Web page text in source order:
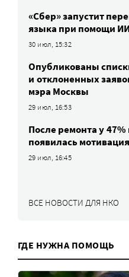
«Сбер» запустит
языка при помощи
30 июл, 15:32
Опубликованы
и отклоненных
мэра Москвы
29 июл, 16:53
После ремонта у
появилась
29 июл, 16:45
ВСЕ НОВОСТИ ДЛЯ НКО
ГДЕ НУЖНА ПОМОЩЬ